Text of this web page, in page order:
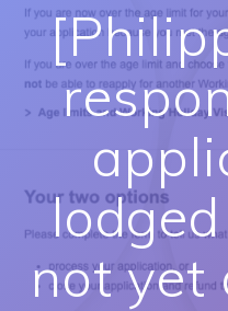
not yet